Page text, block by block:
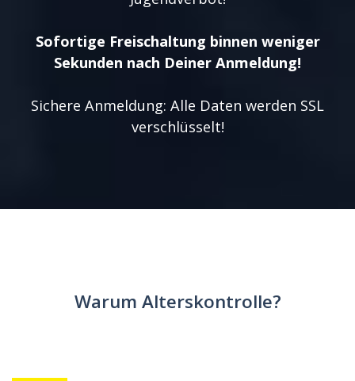
Sofortige Freischaltung binnen weniger
Sekunden nach Deiner Anmeldung!
Sichere Anmeldung: Alle Daten werden SSL
verschlüsselt!
Warum Alterskontrolle?